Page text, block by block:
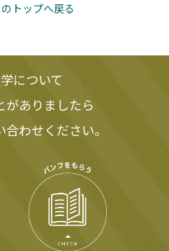
トップへ戻る
について
がありましたら
わせください。